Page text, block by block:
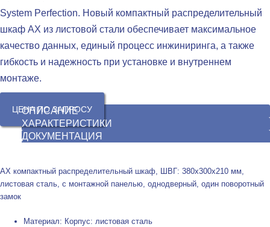
System Perfection. Новый компактный распределительный
шкаф AX из листовой стали обеспечивает максимальное
качество данных, единый процесс инжиниринга, а также
гибкость и надежность при установке и внутреннем
монтаже.
ЦЕНА ПО ЗАПРОСУ
ОПИСАНИЕ
ХАРАКТЕРИСТИКИ
ДОКУМЕНТАЦИЯ
AX компактный распределительный шкаф, ШВГ: 380x300x210 мм,
листовая сталь, с монтажной панелью, однодверный, один поворотный
замок
Материал: Корпус: листовая сталь